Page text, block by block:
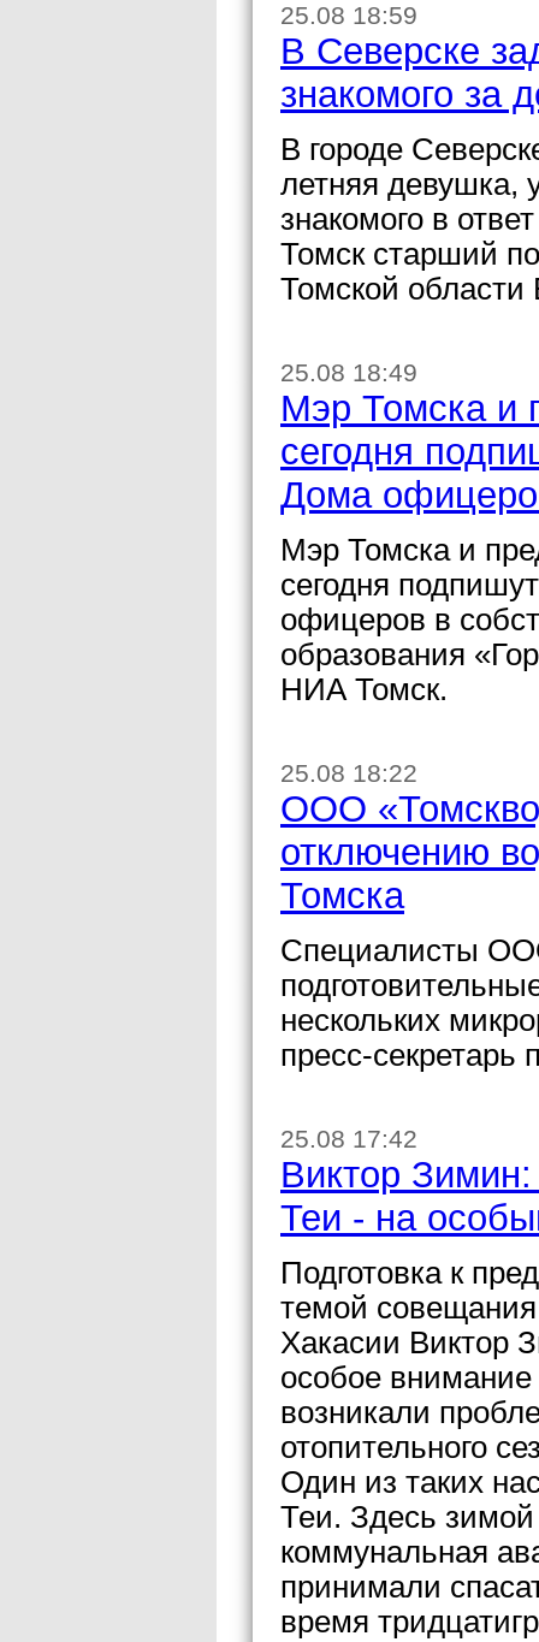
25.08 18:59
В Северске
знакомого за
В городе
летняя девушка,
знакомого в
Томск старший
Томской
25.08 18:49
Мэр Томска и
сегодня
Дома
Мэр Томска и
сегодня
офицеров в
образования
НИА Томск.
25.08 18:22
ООО
отключению
Томска
Специалисты
нескольких
пресс-
25.08 17:42
Виктор
Теи - на
Подготовка к
темой
Хакасии Виктор
особое
возникали
отопительного
Один из таких
Теи. Здесь зимой
коммунальная
принимали
время